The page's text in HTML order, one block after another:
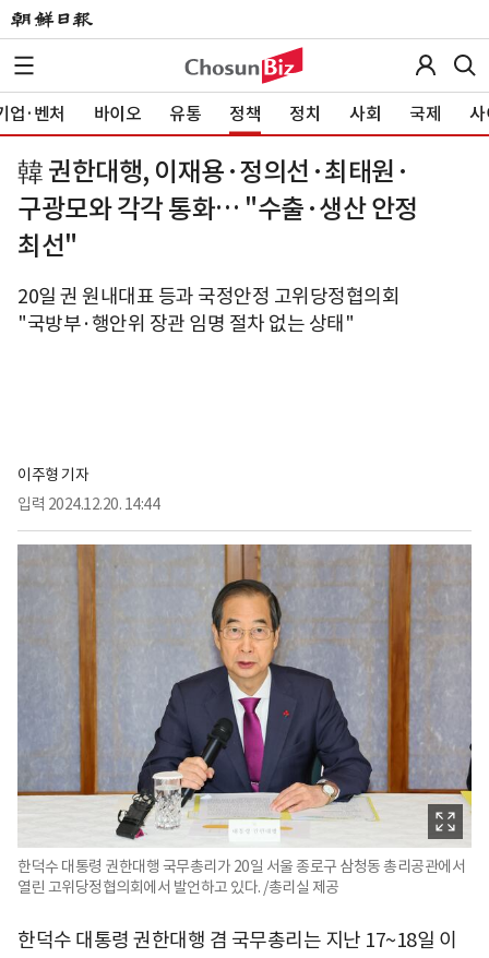
업·벤처 바이오 유통 정책 정치 사회 국제 사
韓 권한대행, 이재용·정의선·최태원·
구광모와 각각 통화… "수출·생산 안정
최선"
20일 권 원내대표 등과 국정안정 고위당정협의회
"국방부·행안위 장관 임명 절차 없는 상태"
이주형 기자
입력 2024.12.20. 14:44
한덕수 대통령 권한대행 국무총리가 20일 서울 종로구 삼청동 총리공관에서
열린 고위당정협의회에서 발언하고 있다. /총리실 제공
한덕수 대통령 권한대행 겸 국무총리는 지난 17~18일 이